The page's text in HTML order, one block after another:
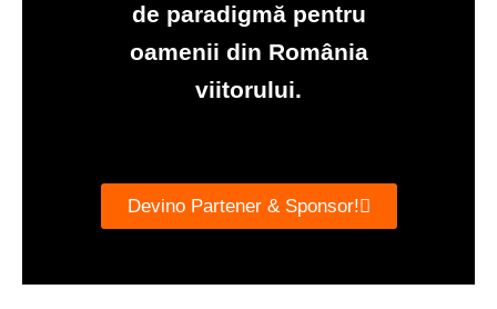
de paradigmă pentru
oamenii din România
viitorului.
Devino Partener & Sponsor!